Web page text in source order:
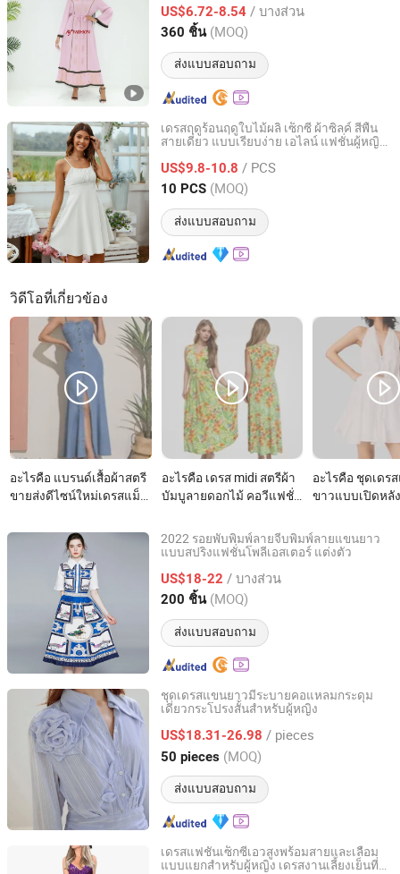
US$6.72-8.54 / บางส่วน
360 ชิ้น (MOQ)
ส่งแบบสอบถาม
Guangdong, China อัตราจาก 2019
เดรสฤดูร้อนฤดูใบไม้ผลิ เซ็กซี่ ผ้าซิลค์ สีพื้น
สายเดี่ยว แบบเรียบง่าย เอไลน์ แฟชั่นผู้หญิง
US$9.8-10.8 / PCS
10 PCS (MOQ)
ส่งแบบสอบถาม
Dongguan Qidu Apparel Co., Ltd.
Guangdong, China อัตราจาก 2024
วิดีโอที่เกี่ยวข้อง
อะไรคือ แบรนด์เสื้อผ้าสตรี
ขายส่งดีไซน์ใหม่เดรสแม็ก
ทางการปุ่มเดี่ยวแฟชั่น
สำหรับสุภาพสตรีเดรสเย็น
อะไรคือ เดรส midi สตรีผ้า
บัมบูลายดอกไม้ คอวีแฟชั่น
รสฤดูร้อนสำหรับผู้หญิง
อะไรคือ ชุดเดร
ขาวแบบเปิดหลั
สำหรับผู้หญิงใน
2022 รอยพับพิมพ์ลายจีบพิมพ์ลายแขนยาว
แบบสปริงแฟชั่นโพลีเอสเตอร์ แต่งตัว
US$18-22 / บางส่วน
200 ชิ้น (MOQ)
ส่งแบบสอบถาม
Guangzhou Siji Evergreen Clothing Co., Ltd.
Guangdong, China อัตราจาก 2020
ชุดเดรสแขนยาวมีระบายคอแหลมกระดุม
เดี่ยวกระโปรงสั้นสำหรับผู้หญิง
US$18.31-26.98 / pieces
50 pieces (MOQ)
ส่งแบบสอบถาม
Guangzhou Yifu Clothing Co., Ltd.
Guangdong, China อัตราจาก 2025
เดรสแฟชั่นเซ็กซี่เอวสูงพร้อมสายและเลื่อม
แบบแยกสำหรับผู้หญิง เดรสงานเลี้ยงเย็นที่